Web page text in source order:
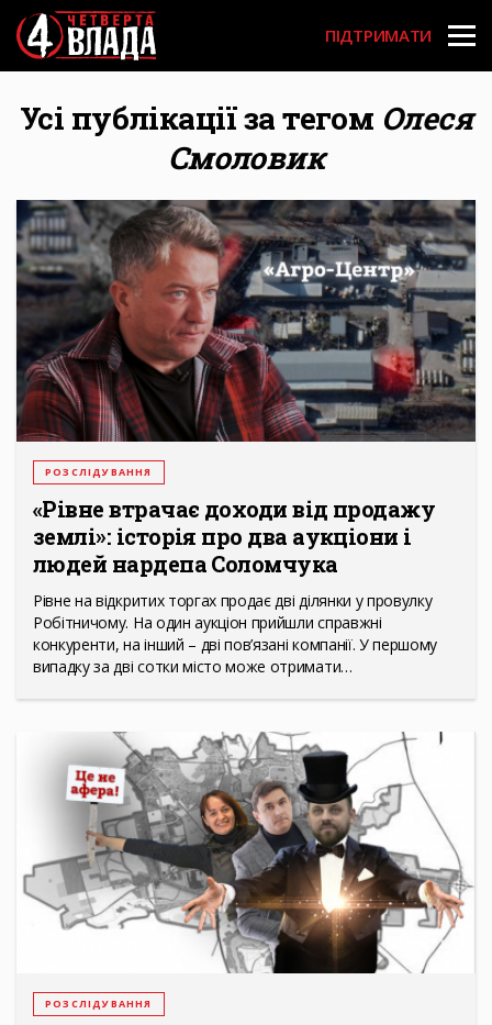
Перейти
до
основного
вмісту
User
account
menu
ПІДТРИМАТИ
Усі публікації за тегом Олеся
Смоловик
РОЗСЛІДУВАННЯ
«Рівне втрачає доходи від продажу
землі»: історія про два аукціони і
людей нардепа Соломчука
Рівне на відкритих торгах продає дві ділянки у провулку
Робітничому. На один аукціон прийшли справжні
конкуренти, на інший – дві пов’язані компанії. У першому
випадку за дві сотки місто може отримати…
РОЗСЛІДУВАННЯ